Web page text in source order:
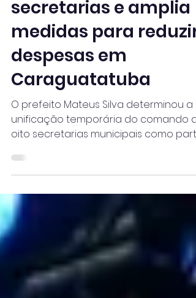
comando de oito
secretarias e amplia
medidas para reduzir
despesas em
Caraguatatuba
O prefeito Mateus Silva determinou a
unificação temporária do comando
oito secretarias municipais como parte
as contas públicas e preservar os
serviços oferecidos à população.
Publicado na terça-feira (4), o Decreto
nº 2.566/2026 concentra sob uma
direção pastas com áreas
relacionadas, sem extinguir secretarias,
alterar suas atribuições legais ou criar